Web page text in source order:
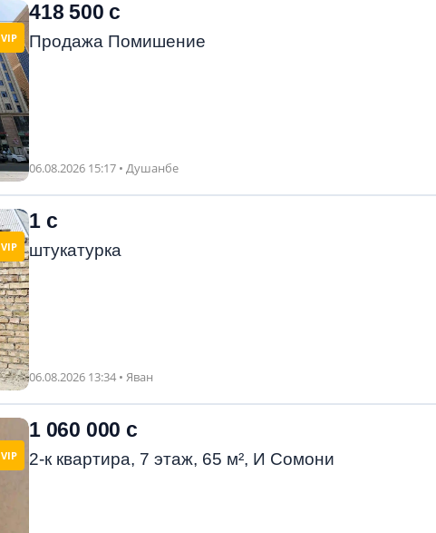
VIP
418 500 с
Продажа Помишение
06.08.2026 15:17 • Душанбе
VIP
1 с
штукатурка
06.08.2026 13:34 • Яван
VIP
1 060 000 с
2-к квартира, 7 этаж, 65 м², И Сомони